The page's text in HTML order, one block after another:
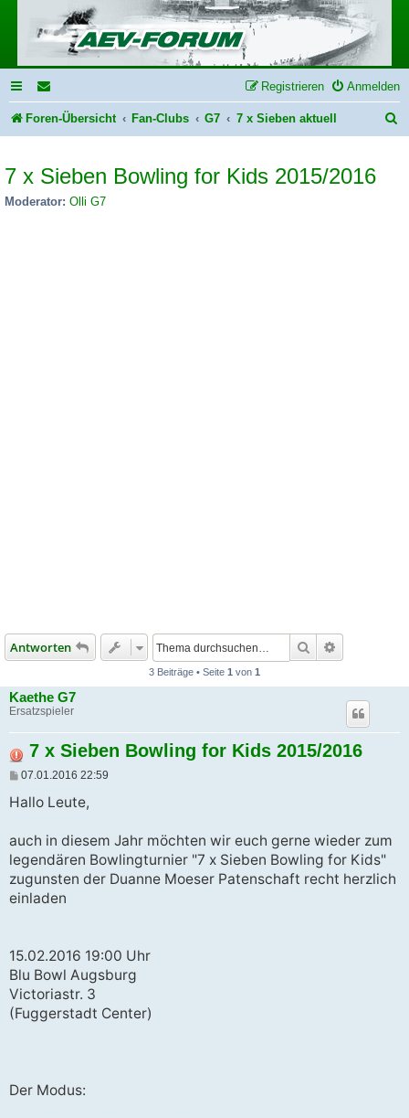
Anmelden
Registrieren
Foren-Übersicht Fan-Clubs G7 7 x Sieben aktuell
7 x Sieben Bowling for Kids 2015/2016
Moderator: Olli G7
Antworten Suche
3 Beiträge • Seite 1 von 1
Kaethe G7
Ersatzspieler
7 x Sieben Bowling for Kids 2015/2016
B
i
a
07.01.2016 22:59
Hallo Leute,
auch in diesem Jahr möchten wir euch gerne wieder zum
legendären Bowlingturnier "7 x Sieben Bowling for Kids"
zugunsten der Duanne Moeser Patenschaft recht herzlich
einladen
15.02.2016 19:00 Uhr
Blu Bowl Augsburg
Victoriastr. 3
(Fuggerstadt Center)
Der Modus: